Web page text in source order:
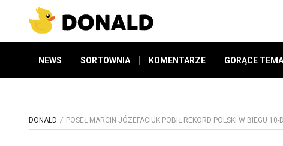
NEWS SORTOWNIA KOMENTARZE GORĄCE
DONALD POSEŁ MARCIN JÓZEFACIUK POBIŁ REKORD POLSKI W BIEGU 10-